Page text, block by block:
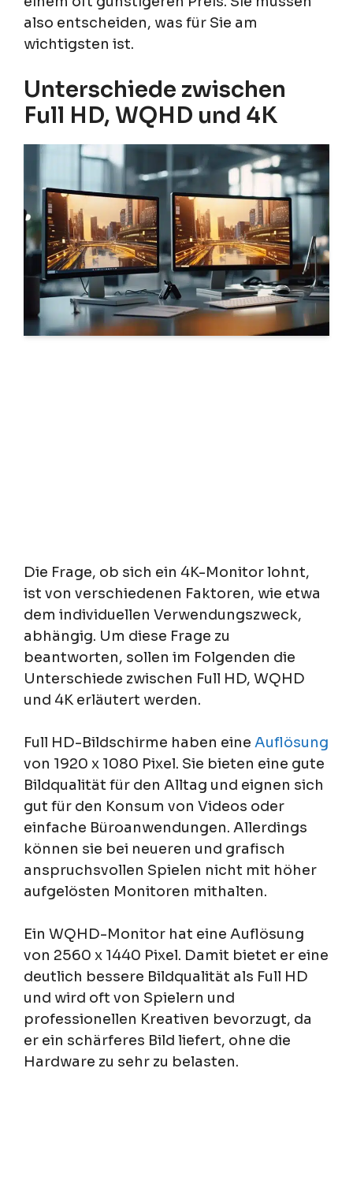
also entscheiden, was für Sie am
wichtigsten ist.
Unterschiede zwischen
Full HD, WQHD und 4K
Die Frage, ob sich ein 4K-Monitor lohnt,
ist von verschiedenen Faktoren, wie etwa
dem individuellen Verwendungszweck,
abhängig. Um diese Frage zu
beantworten, sollen im Folgenden die
Unterschiede zwischen Full HD, WQHD
und 4K erläutert werden.
Full HD-Bildschirme haben eine Auflösung
von 1920 x 1080 Pixel. Sie bieten eine gute
Bildqualität für den Alltag und eignen sich
gut für den Konsum von Videos oder
einfache Büroanwendungen. Allerdings
können sie bei neueren und grafisch
anspruchsvollen Spielen nicht mit höher
aufgelösten Monitoren mithalten.
Ein WQHD-Monitor hat eine Auflösung
von 2560 x 1440 Pixel. Damit bietet er eine
deutlich bessere Bildqualität als Full HD
und wird oft von Spielern und
professionellen Kreativen bevorzugt, da
er ein schärferes Bild liefert, ohne die
Hardware zu sehr zu belasten.